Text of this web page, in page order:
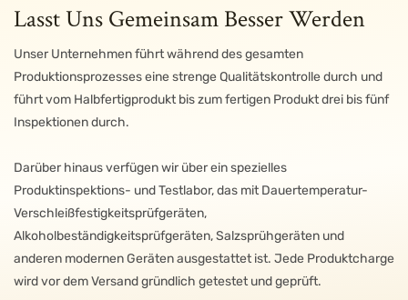
Lasst Uns Gemeinsam Besser Werden
Unser Unternehmen führt während des gesamten
Produktionsprozesses eine strenge Qualitätskontrolle durch und
führt vom Halbfertigprodukt bis zum fertigen Produkt drei bis fünf
Inspektionen durch.
Darüber hinaus verfügen wir über ein spezielles
Produktinspektions- und Testlabor, das mit Dauertemperatur-
Verschleißfestigkeitsprüfgeräten,
Alkoholbeständigkeitsprüfgeräten, Salzsprühgeräten und
anderen modernen Geräten ausgestattet ist. Jede Produktcharge
wird vor dem Versand gründlich getestet und geprüft.